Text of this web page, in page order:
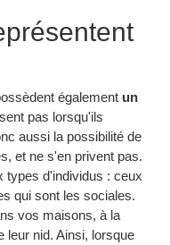
également un
pas lorsqu'ils
aussi la possibilité de
et ne s'en privent pas.
types d'individus : ceux
qui sont les sociales.
vos maisons, à la
leur nid. Ainsi, lorsque